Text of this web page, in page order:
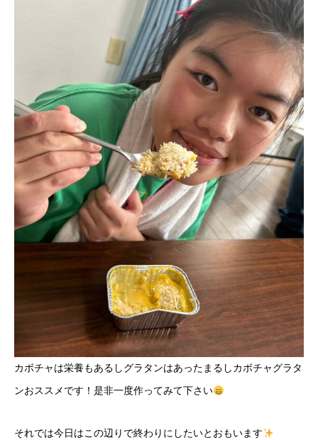
カボチャは栄養もあるしグラタンはあったまるしカボチャグラタ
ンおススメです！是非一度作ってみて下さい
それでは今日はこの辺りで終わりにしたいとおもいます